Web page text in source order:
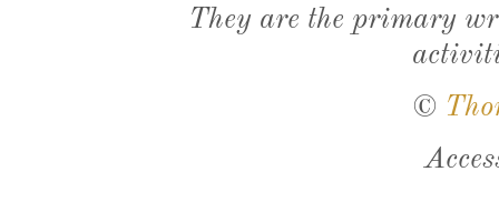
They are the primary
©